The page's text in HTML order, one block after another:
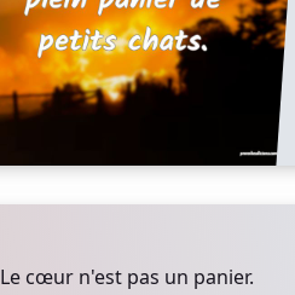
Le cœur n'est pas un panier.